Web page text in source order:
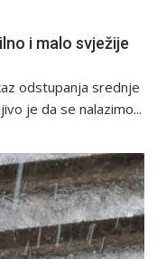
i malo svježije
odstupanja srednje
je da se nalazimo...